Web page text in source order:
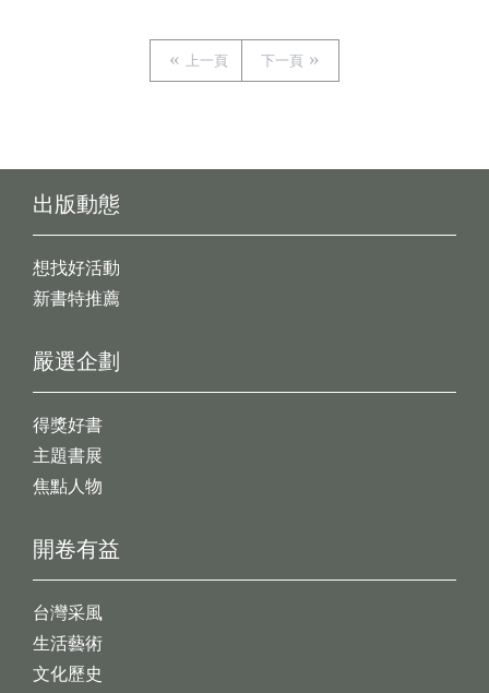
上一頁 下一頁
出版動態
想找好活動
新書特推薦
開卷有益
台灣采風
生活藝術
文化歷史
嚴選企劃
得獎好書
主題書展
焦點人物